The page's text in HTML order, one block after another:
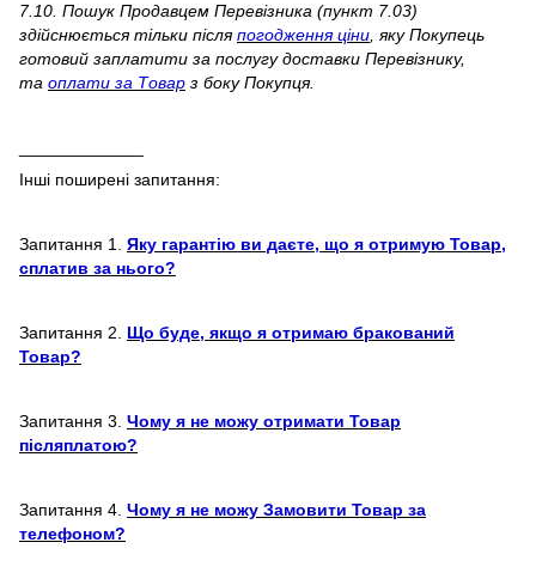
7.10. Пошук Продавцем Перевізника (пункт 7.03)
здійснюється тільки післяпогодження ціни , яку Покупець
готовий заплатити за послугу доставки Перевізнику,
та оплати за Товар з боку Покупця.
Інші поширені запитання:
Запитання 1. Яку гарантію ви даєте, що я отримую Товар,
сплатив за нього?
Запитання 2. Що буде, якщо я отримаю бракований
Товар?
Запитання 3. Чому я не можу отримати Товар
післяплатою?
Запитання 4. Чому я не можу Замовити Товар за
телефоном?